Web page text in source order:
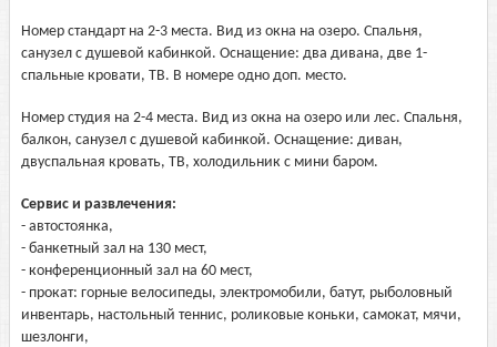
Номер стандарт на 2-3 места. Вид из окна на озеро. Спальня,
санузел с душевой кабинкой. Оснащение: два дивана, две 1-
спальные кровати, ТВ. В номере одно доп. место.
Номер студия на 2-4 места. Вид из окна на озеро или лес. Спальня,
балкон, санузел с душевой кабинкой. Оснащение: диван,
двуспальная кровать, ТВ, холодильник с мини баром.
Сервис и развлечения:
- автостоянка,
- банкетный зал на 130 мест,
- конференционный зал на 60 мест,
- прокат: горные велосипеды, электромобили, батут, рыболовный
инвентарь, настольный теннис, роликовые коньки, самокат, мячи,
шезлонги,